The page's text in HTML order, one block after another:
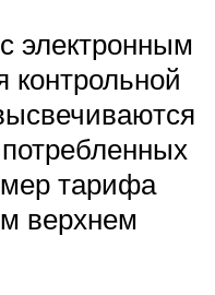
электронным
контрольной
тарифа
верхнем